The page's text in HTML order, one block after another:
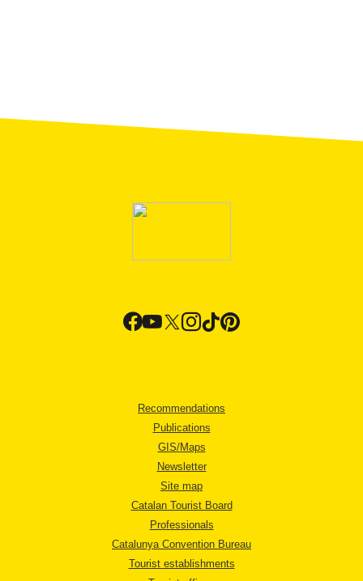
Recommendations
Publications
GIS/Maps
Newsletter
Site map
Catalan Tourist Board
Professionals
Catalunya Convention Bureau
Tourist establishments